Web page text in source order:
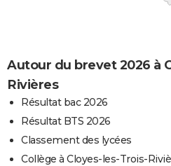
Autour du brevet 2026 à
Rivières
Résultat bac 2026
Résultat BTS 2026
Classement des lycées
Collège à Cloyes-les-Trois-